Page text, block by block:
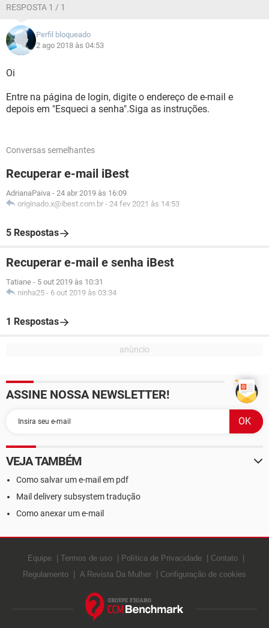
RESPOSTA 1 / 1
Perfil bloqueado
2 ago 2018 às 04:53
Oi
Entre na página de login, digite o endereço de e-mail e
depois em "Esqueci a senha".Siga as instruções.
Conversas semelhantes
Recuperar e-mail iBest
AdrianaPaiva - 24 abr 2019 às 16:09
originado.x@ibest.com.br - 24 fev 2021 às 14:53
5 Respostas
Recuperar e-mail e senha iBest
Tatiane - 5 out 2019 às 10:31
ninha25 - 6 out 2019 às 03:34
1 Respostas
ASSINE NOSSA NEWSLETTER!
VEJA TAMBÉM
Como salvar um e-mail em pdf
Mail delivery subsystem tradução
Como anexar um e-mail
Equipe Termos de uso Política de Privacidade
Contato
Regulamento
A Revista Da Mulher Configuração de cookies